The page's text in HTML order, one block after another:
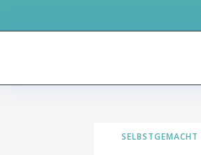
SELBSTGEMACHT